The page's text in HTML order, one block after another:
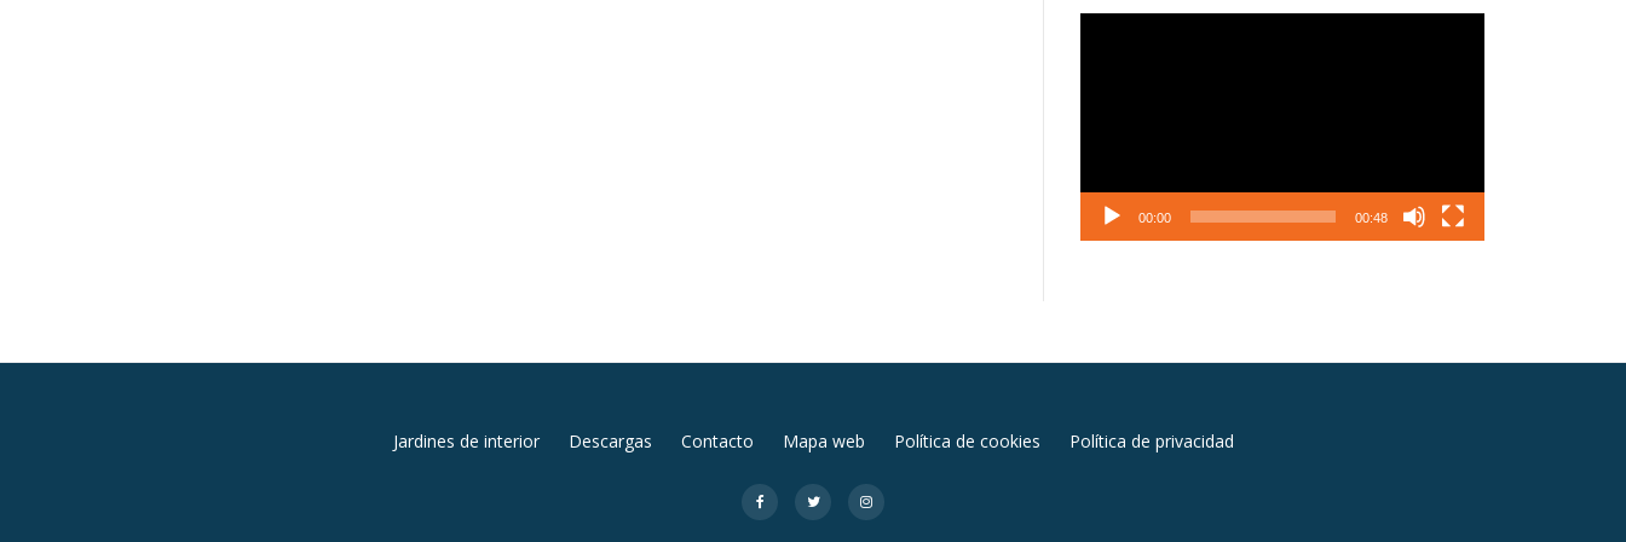
00:00 00:48
Jardines de interior Descargas Contacto Mapa web Política de cookies Política de privacidad
fa-
fa-
fa-